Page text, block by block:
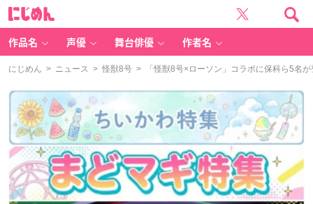
作品名 声優 舞台俳優 作者名
にじめん > ニュース > 怪獣8号 > 「怪獣8号×ローソン」コラボに保科ら5名